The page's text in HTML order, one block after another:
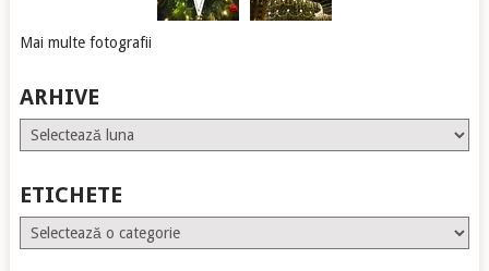
Mai multe fotografii
ARHIVE
Arhive
ETICHETE
Etichete